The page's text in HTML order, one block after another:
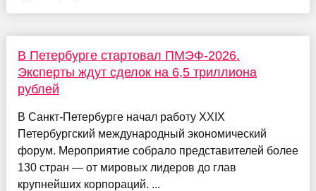
В Петербурге стартовал ПМЭФ-2026.
Эксперты ждут сделок на 6,5 триллиона
рублей
В Санкт-Петербурге начал работу XXIX
Петербургский международный экономический
форум. Мероприятие собрало представителей более
130 стран — от мировых лидеров до глав
крупнейших корпораций. ...